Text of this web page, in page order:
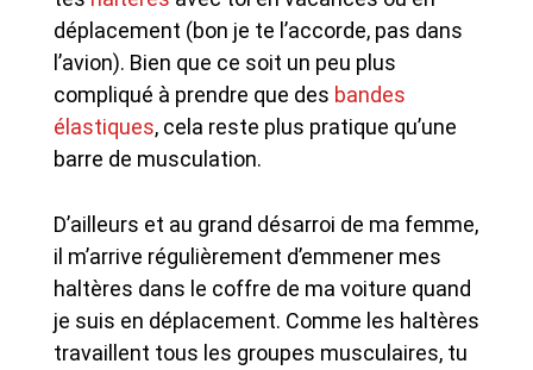
déplacement (bon je te l’accorde, pas dans
l’avion). Bien que ce soit un peu plus
compliqué à prendre que des bandes
élastiques, cela reste plus pratique qu’une
barre de musculation.
D’ailleurs et au grand désarroi de ma femme,
il m’arrive régulièrement d’emmener mes
haltères dans le coffre de ma voiture quand
je suis en déplacement. Comme les haltères
travaillent tous les groupes musculaires, tu